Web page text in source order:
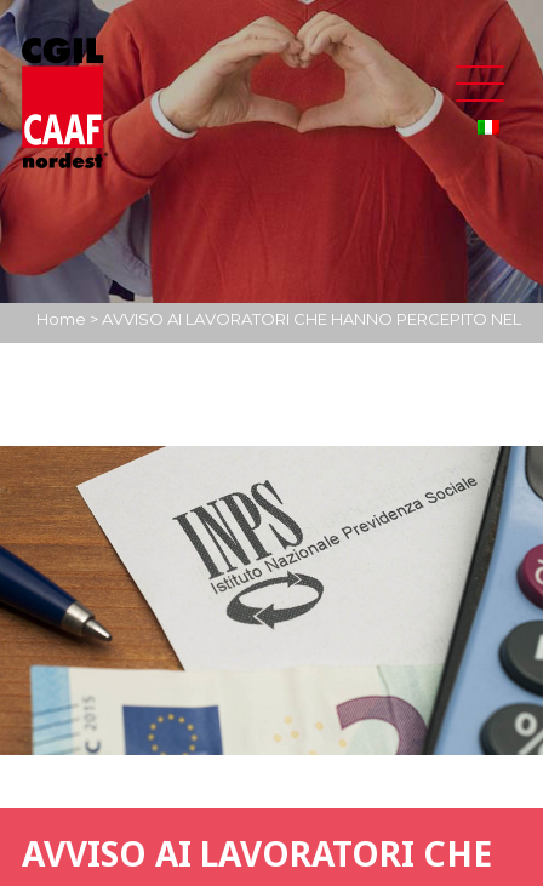
Home > AVVISO AI LAVORATORI CHE HANNO PERCEPITO NEL
AVVISO AI LAVORATORI CHE